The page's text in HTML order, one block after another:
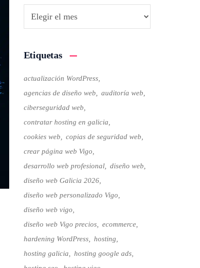
Etiquetas
actualización WordPress
agencias de diseño web
auditoría web
ciberseguridad web
contratar hosting en galicia
cookies web
copias de seguridad web
crear página web Vigo
desarrollo web profesional
diseño web
diseño web Galicia 2026
diseño web personalizado Vigo
diseño web vigo
diseño web Vigo precios
ecommerce
hardening WordPress
hosting
hosting galicia
hosting google ads